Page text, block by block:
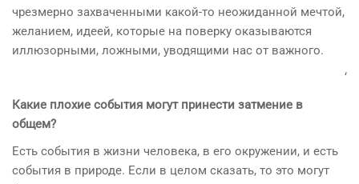
чрезмерно захваченными какой-то неожиданной мечтой,
желанием, идеей, которые на поверку оказываются
иллюзорными, ложными, уводящими нас от важного.
‘
Какие плохие события могут принести затмение в
общем?
Есть события в жизни человека, в его окружении, и есть
события в природе. Если в целом сказать, то это могут